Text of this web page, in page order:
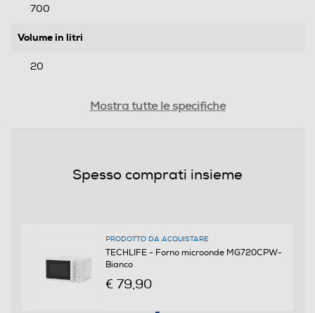
700
Volume in litri
20
Cottura combinata
Mostra tutte le specifiche
Spesso comprati insieme
PRODOTTO DA ACQUISTARE
TECHLIFE - Forno microonde MG720CPW-
Bianco
€ 79,90